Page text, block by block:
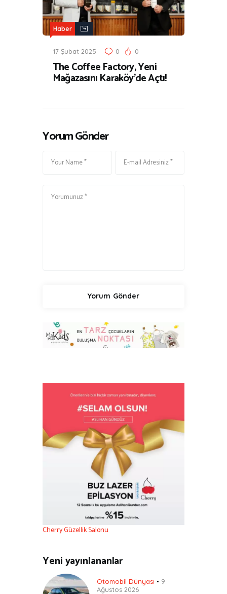
Haber
17 Şubat 2025 0 0
The Coffee Factory, Yeni
Mağazasını Karaköy’de Açtı!
Yorum Gönder
Cherry Güzellik Salonu
Yeni yayınlananlar
Otomobil Dünyası
9
Ağustos 2026